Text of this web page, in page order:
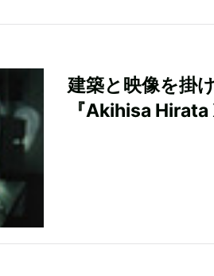
建築と映像を掛
『Akihisa Hirata